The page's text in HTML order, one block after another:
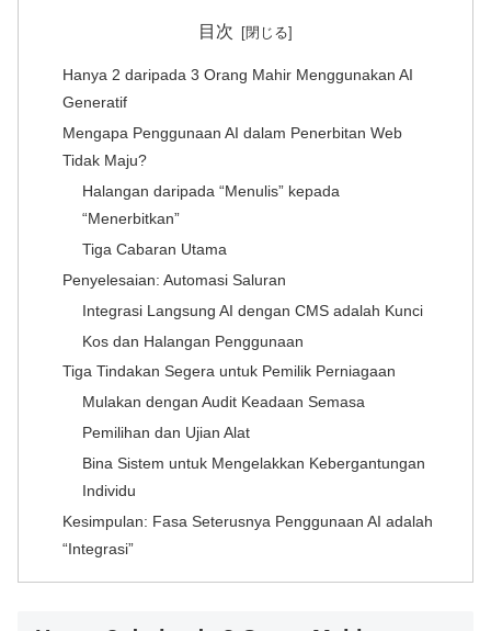
目次
Hanya 2 daripada 3 Orang Mahir Menggunakan AI
Generatif
Mengapa Penggunaan AI dalam Penerbitan Web
Tidak Maju?
Halangan daripada “Menulis” kepada
“Menerbitkan”
Tiga Cabaran Utama
Penyelesaian: Automasi Saluran
Integrasi Langsung AI dengan CMS adalah Kunci
Kos dan Halangan Penggunaan
Tiga Tindakan Segera untuk Pemilik Perniagaan
Mulakan dengan Audit Keadaan Semasa
Pemilihan dan Ujian Alat
Bina Sistem untuk Mengelakkan Kebergantungan
Individu
Kesimpulan: Fasa Seterusnya Penggunaan AI adalah
“Integrasi”